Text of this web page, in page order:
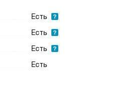
Есть
Есть
Есть
Есть